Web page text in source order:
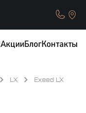
АкцииБлогКонтакты
LX Exeed LX